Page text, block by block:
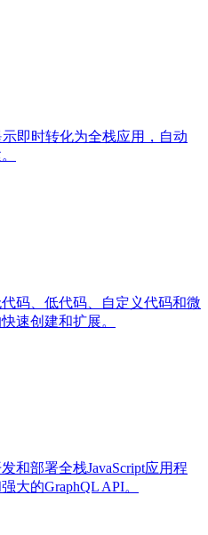
即时转化为全栈应用，自动
码、低代码、自定义代码和微
速创建和扩展。
和部署全栈JavaScript应用程
大的GraphQL API。